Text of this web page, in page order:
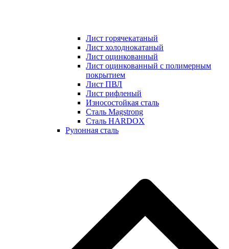
Лист горячекатаный
Лист холоднокатаный
Лист оцинкованный
Лист оцинкованный с полимерным
покрытием
Лист ПВЛ
Лист рифленый
Износостойкая сталь
Сталь Magstrong
Сталь HARDOX
Рулонная сталь